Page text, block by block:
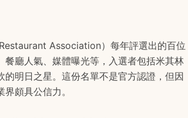
Restaurant Association）每年評選出的百位
廳人氣、媒體曝光等，入選者包括米其林
明日之星。這份名單不是官方認證，但因
頗具公信力。